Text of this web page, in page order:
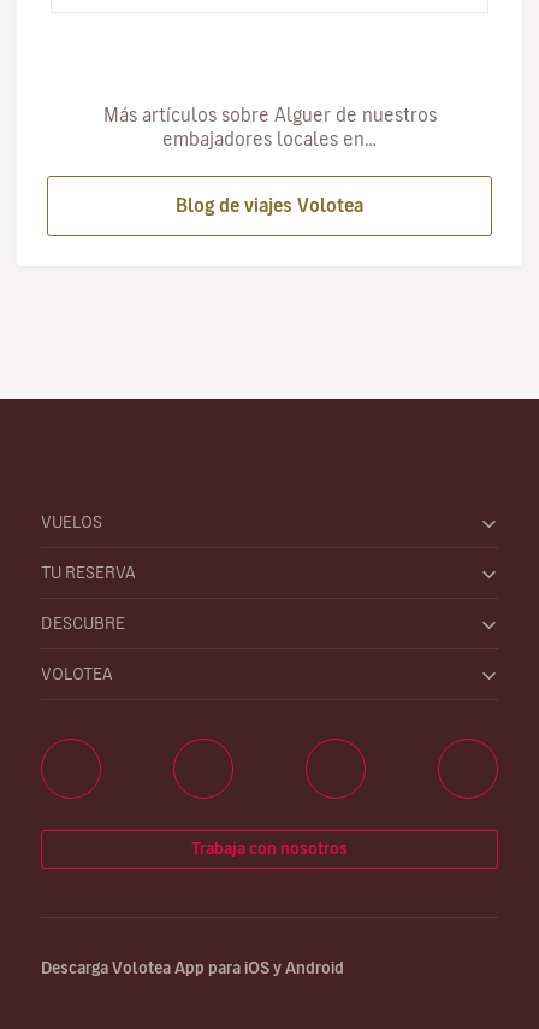
Más artículos sobre Alguer de nuestros
embajadores locales en…
Blog de viajes Volotea
VUELOS
TU RESERVA
DESCUBRE
VOLOTEA
Trabaja con nosotros
Descarga Volotea App para iOS y Android